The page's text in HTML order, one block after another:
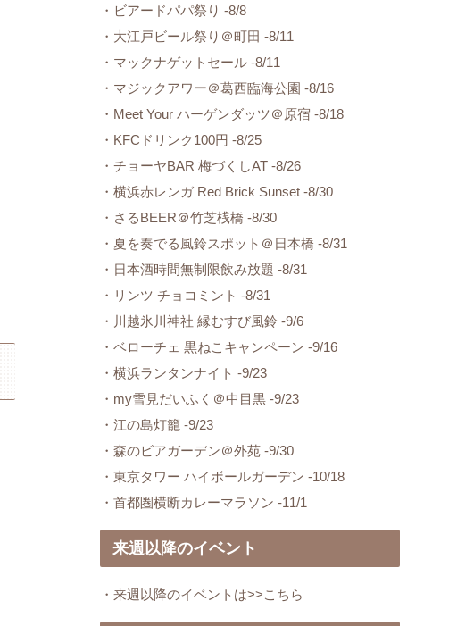
・ビアードパパ祭り -8/8
・大江戸ビール祭り＠町田 -8/11
・マックナゲットセール -8/11
・マジックアワー＠葛西臨海公園 -8/16
・Meet Your ハーゲンダッツ＠原宿 -8/18
・KFCドリンク100円 -8/25
・チョーヤBAR 梅づくしAT -8/26
・横浜赤レンガ Red Brick Sunset -8/30
・さるBEER＠竹芝桟橋 -8/30
・夏を奏でる風鈴スポット＠日本橋 -8/31
・日本酒時間無制限飲み放題 -8/31
・リンツ チョコミント -8/31
・川越氷川神社 縁むすび風鈴 -9/6
・ベローチェ 黒ねこキャンペーン -9/16
・横浜ランタンナイト -9/23
・my雪見だいふく＠中目黒 -9/23
・江の島灯籠 -9/23
・森のビアガーデン＠外苑 -9/30
・東京タワー ハイボールガーデン -10/18
・首都圏横断カレーマラソン -11/1
来週以降のイベント
・来週以降のイベントは>>こちら